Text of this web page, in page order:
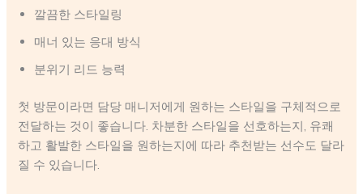
깔끔한 스타일링
매너 있는 응대 방식
분위기 리드 능력
첫 방문이라면 담당 매니저에게 원하는 스타일을 구체적으로
전달하는 것이 좋습니다. 차분한 스타일을 선호하는지, 유쾌
하고 활발한 스타일을 원하는지에 따라 추천받는 선수도 달라
질 수 있습니다.